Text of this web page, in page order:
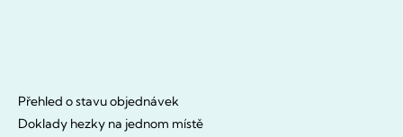
Přehled o stavu objednávek
Doklady hezky na jednom místě